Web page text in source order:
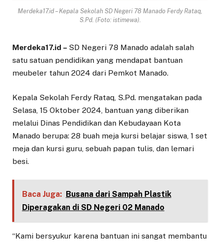
Merdeka17.id – Kepala Sekolah SD Negeri 78 Manado Ferdy Rataq,
S.Pd. (Foto: istimewa).
Merdeka17.id – SD Negeri 78 Manado adalah salah
satu satuan pendidikan yang mendapat bantuan
meubeler tahun 2024 dari Pemkot Manado.
Kepala Sekolah Ferdy Rataq, S.Pd. mengatakan pada
Selasa, 15 Oktober 2024, bantuan yang diberikan
melalui Dinas Pendidikan dan Kebudayaan Kota
Manado berupa: 28 buah meja kursi belajar siswa, 1 set
meja dan kursi guru, sebuah papan tulis, dan lemari
besi.
Baca Juga: Busana dari Sampah Plastik
Diperagakan di SD Negeri 02 Manado
“Kami bersyukur karena bantuan ini sangat membantu